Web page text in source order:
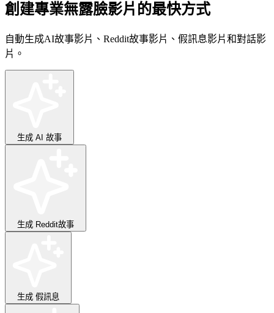
創建專業無露臉影片的最快方式
自動生成AI故事影片、Reddit故事影片、假訊息影片和對話影
片。
生成 AI 故事
生成 Reddit故事
生成 假訊息